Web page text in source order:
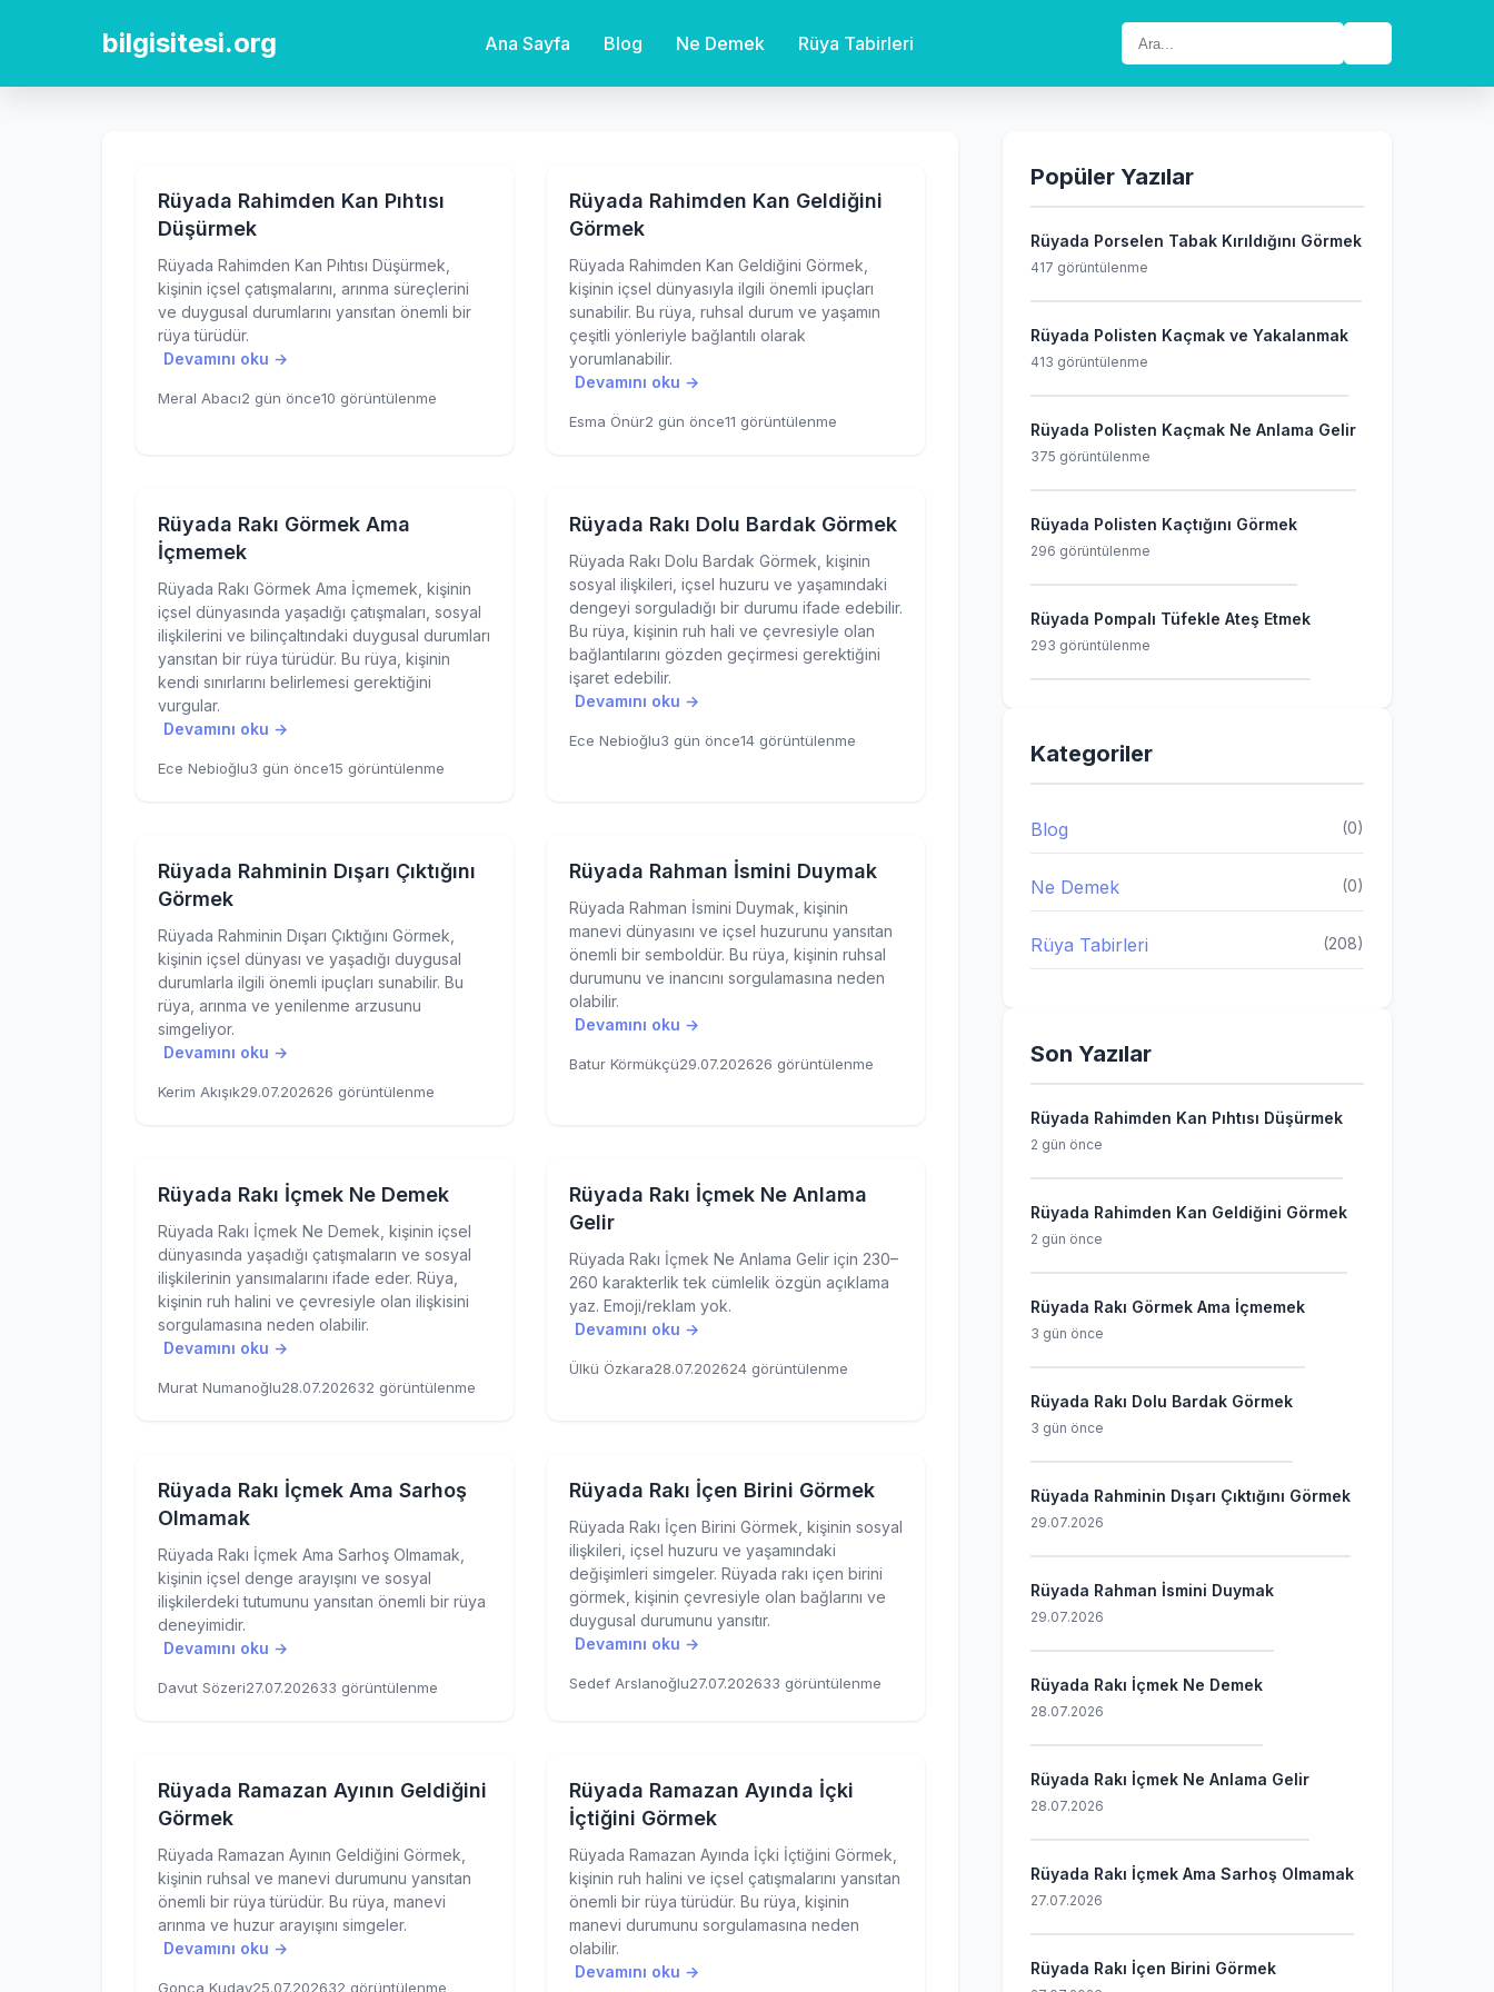
bilgisitesi.org Ana Sayfa Blog Ne Demek Rüya Tabirleri
Rüyada Rahimden Kan Pıhtısı
Düşürmek
Rüyada Rahimden Kan Pıhtısı Düşürmek,
kişinin içsel çatışmalarını, arınma süreçlerini
ve duygusal durumlarını yansıtan önemli bir
rüya türüdür.
Devamını oku →
Meral Abacı2 gün önce10 görüntülenme
Rüyada Rahimden Kan Geldiğini
Görmek
Rüyada Rahimden Kan Geldiğini Görmek,
kişinin içsel dünyasıyla ilgili önemli ipuçları
sunabilir. Bu rüya, ruhsal durum ve yaşamın
çeşitli yönleriyle bağlantılı olarak
yorumlanabilir.
Devamını oku →
Esma Önür2 gün önce11 görüntülenme
Rüyada Rakı Görmek Ama
İçmemek
Rüyada Rakı Görmek Ama İçmemek, kişinin
içsel dünyasında yaşadığı çatışmaları, sosyal
ilişkilerini ve bilinçaltındaki duygusal durumları
yansıtan bir rüya türüdür. Bu rüya, kişinin
kendi sınırlarını belirlemesi gerektiğini
vurgular.
Devamını oku →
Ece Nebioğlu3 gün önce15 görüntülenme
Rüyada Rakı Dolu Bardak Görmek
Rüyada Rakı Dolu Bardak Görmek, kişinin
sosyal ilişkileri, içsel huzuru ve yaşamındaki
dengeyi sorguladığı bir durumu ifade edebilir.
Bu rüya, kişinin ruh hali ve çevresiyle olan
bağlantılarını gözden geçirmesi gerektiğini
işaret edebilir.
Devamını oku →
Ece Nebioğlu3 gün önce14 görüntülenme
Rüyada Rahminin Dışarı Çıktığını
Görmek
Rüyada Rahminin Dışarı Çıktığını Görmek,
kişinin içsel dünyası ve yaşadığı duygusal
durumlarla ilgili önemli ipuçları sunabilir. Bu
rüya, arınma ve yenilenme arzusunu
simgeliyor.
Devamını oku →
Kerim Akışık29.07.202626 görüntülenme
Rüyada Rahman İsmini Duymak
Rüyada Rahman İsmini Duymak, kişinin
manevi dünyasını ve içsel huzurunu yansıtan
önemli bir semboldür. Bu rüya, kişinin ruhsal
durumunu ve inancını sorgulamasına neden
olabilir.
Devamını oku →
Batur Körmükçü29.07.202626 görüntülenme
Rüyada Rakı İçmek Ne Demek
Rüyada Rakı İçmek Ne Demek, kişinin içsel
dünyasında yaşadığı çatışmaların ve sosyal
ilişkilerinin yansımalarını ifade eder. Rüya,
kişinin ruh halini ve çevresiyle olan ilişkisini
sorgulamasına neden olabilir.
Devamını oku →
Murat Numanoğlu28.07.202632 görüntülenme
Rüyada Rakı İçmek Ne Anlama
Gelir
Rüyada Rakı İçmek Ne Anlama Gelir için 230–
260 karakterlik tek cümlelik özgün açıklama
yaz. Emoji/reklam yok.
Devamını oku →
Ülkü Özkara28.07.202624 görüntülenme
Rüyada Rakı İçmek Ama Sarhoş
Olmamak
Rüyada Rakı İçmek Ama Sarhoş Olmamak,
kişinin içsel denge arayışını ve sosyal
ilişkilerdeki tutumunu yansıtan önemli bir rüya
deneyimidir.
Devamını oku →
Davut Sözeri27.07.202633 görüntülenme
Rüyada Rakı İçen Birini Görmek
Rüyada Rakı İçen Birini Görmek, kişinin sosyal
ilişkileri, içsel huzuru ve yaşamındaki
değişimleri simgeler. Rüyada rakı içen birini
görmek, kişinin çevresiyle olan bağlarını ve
duygusal durumunu yansıtır.
Devamını oku →
Sedef Arslanoğlu27.07.202633 görüntülenme
Rüyada Ramazan Ayının Geldiğini
Görmek
Rüyada Ramazan Ayının Geldiğini Görmek,
kişinin ruhsal ve manevi durumunu yansıtan
önemli bir rüya türüdür. Bu rüya, manevi
arınma ve huzur arayışını simgeler.
Devamını oku →
Gonca Kuday25.07.202632 görüntülenme
Rüyada Ramazan Ayında İçki
İçtiğini Görmek
Rüyada Ramazan Ayında İçki İçtiğini Görmek,
kişinin ruh halini ve içsel çatışmalarını yansıtan
önemli bir rüya türüdür. Bu rüya, kişinin
manevi durumunu sorgulamasına neden
olabilir.
Devamını oku →
Popüler Yazılar
Rüyada Porselen Tabak Kırıldığını Görmek
417 görüntülenme
Rüyada Polisten Kaçmak ve Yakalanmak
413 görüntülenme
Rüyada Polisten Kaçmak Ne Anlama Gelir
375 görüntülenme
Rüyada Polisten Kaçtığını Görmek
296 görüntülenme
Rüyada Pompalı Tüfekle Ateş Etmek
293 görüntülenme
Kategoriler
Blog (0)
Ne Demek (0)
Rüya Tabirleri (208)
Son Yazılar
Rüyada Rahimden Kan Pıhtısı Düşürmek
2 gün önce
Rüyada Rahimden Kan Geldiğini Görmek
2 gün önce
Rüyada Rakı Görmek Ama İçmemek
3 gün önce
Rüyada Rakı Dolu Bardak Görmek
3 gün önce
Rüyada Rahminin Dışarı Çıktığını Görmek
29.07.2026
Rüyada Rahman İsmini Duymak
29.07.2026
Rüyada Rakı İçmek Ne Demek
28.07.2026
Rüyada Rakı İçmek Ne Anlama Gelir
28.07.2026
Rüyada Rakı İçmek Ama Sarhoş Olmamak
27.07.2026
Rüyada Rakı İçen Birini Görmek